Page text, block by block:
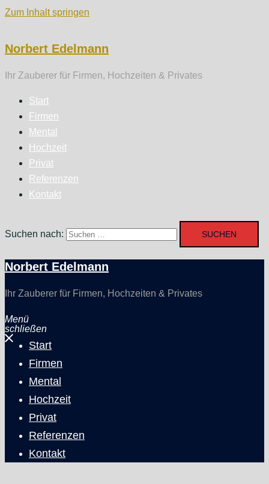
Zum Inhalt springen
Norbert Edelmann
Ihr Zauberer für Firmen, Hochzeiten & Privates
Start
Firmen
Mental
Hochzeit
Privat
Referenzen
Kontakt
Suchen nach:
Norbert Edelmann
Ihr Zauberer für Firmen, Hochzeiten & Privates
Menü
schließen
Start
Firmen
Mental
Hochzeit
Privat
Referenzen
Kontakt